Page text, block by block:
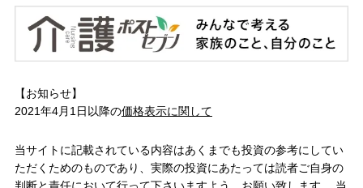
【お知らせ】
2021年4月1日以降の価格表示に関して
当サイトに記載されている内容はあくまでも投資の参考にしてい
ただくためのものであり、実際の投資にあたっては読者ご自身の